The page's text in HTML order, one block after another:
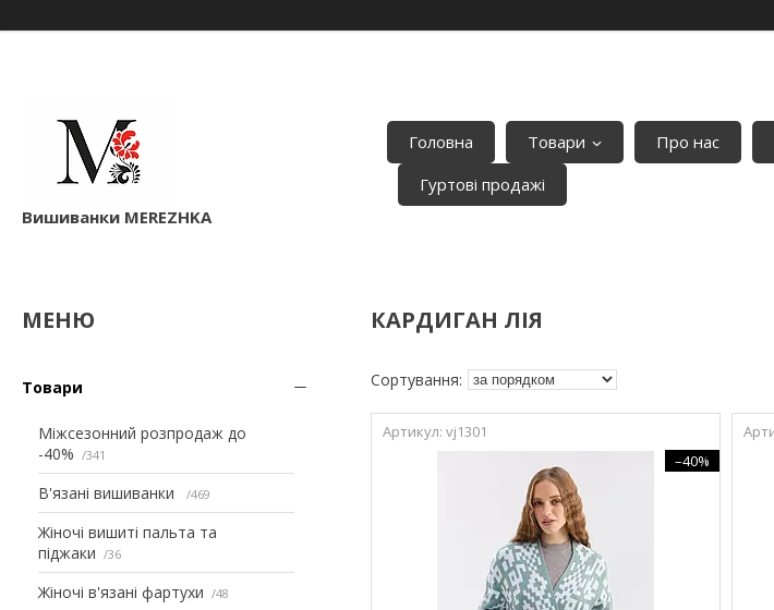
Вишиванки MEREZHKA
Головна Товари Про нас
Гуртові продажі
Товари
Міжсезонний розпродаж до
-40%
341
В'язані вишиванки 469
Жіночі вишиті пальта та
піджаки
36
Жіночі в'язані фартухи 48
КАРДИГАН ЛІЯ
vj1301
–40%